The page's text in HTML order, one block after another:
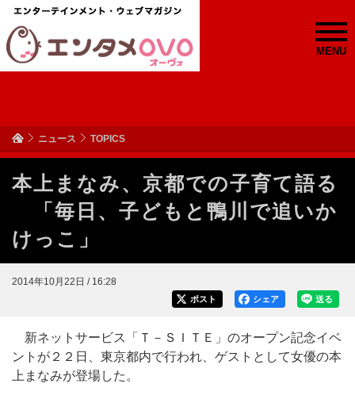
MENU
ニュース TOPICS
本上まなみ、京都での子育て語る
「毎日、子どもと鴨川で追いか
けっこ」
2014年10月22日 / 16:28
送る
シェア
ポスト
新ネットサービス「Ｔ－ＳＩＴＥ」のオープン記念イベ
ントが２２日、東京都内で行われ、ゲストとして女優の本
上まなみが登場した。